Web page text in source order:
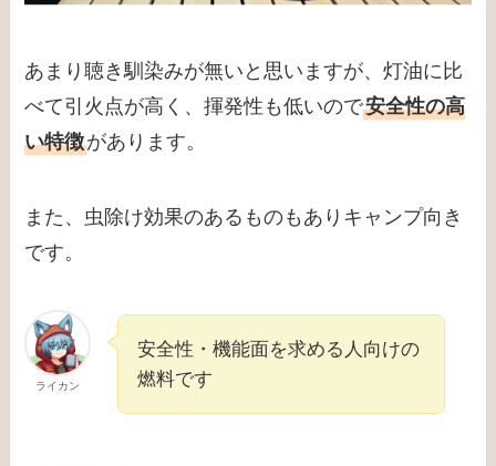
あまり聴き馴染みが無いと思いますが、灯油に比
べて引火点が高く、揮発性も低いので安全性の高
い特徴があります。
また、虫除け効果のあるものもありキャンプ向き
です。
ライカン
安全性・機能面を求める人向けの
燃料です